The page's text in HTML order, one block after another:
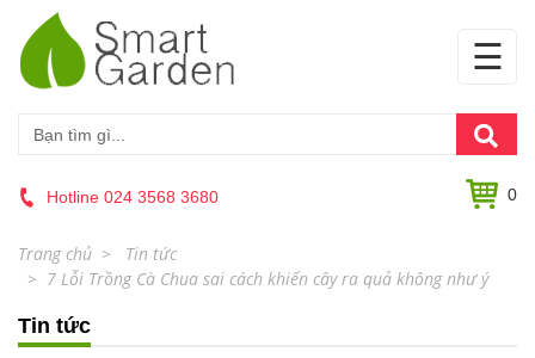
Hotline 024 3568 3680 0
☰
Trang chủ
Tin tức
7 Lỗi Trồng Cà Chua sai cách khiến cây ra quả không như ý
Tin tức